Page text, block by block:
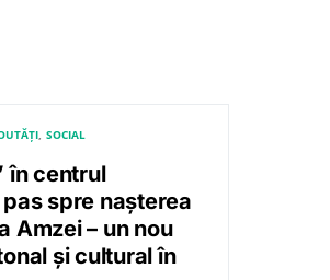
SOCIAL
în centrul
spre nașterea
Amzei – un nou
și cultural în